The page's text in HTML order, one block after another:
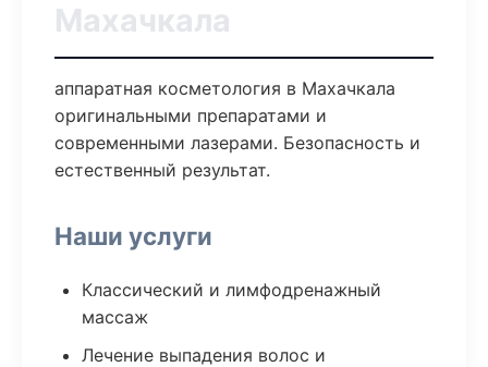
Махачкала
аппаратная косметология в Махачкала
оригинальными препаратами и
современными лазерами. Безопасность и
естественный результат.
Наши услуги
Классический и лимфодренажный
массаж
Лечение выпадения волос и